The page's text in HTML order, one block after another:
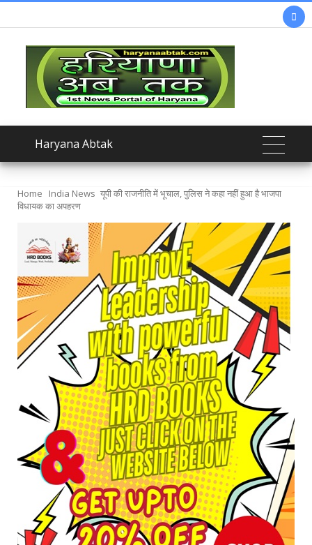

Haryana Abtak
Home India News यूपी की राजनीति में भूचाल, पुलिस ने कहा नहीं हुआ है भाजपा
विधायक का अपहरण